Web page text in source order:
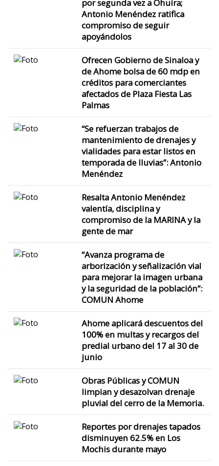
por segunda vez a Ohuira;
Antonio Menéndez ratifica
compromiso de seguir
apoyándolos
Ofrecen Gobierno de Sinaloa y
de Ahome bolsa de 60 mdp en
créditos para comerciantes
afectados de Plaza Fiesta Las
Palmas
“Se refuerzan trabajos de
mantenimiento de drenajes y
vialidades para estar listos en
temporada de lluvias”: Antonio
Menéndez
Resalta Antonio Menéndez
valentía, disciplina y
compromiso de la MARINA y la
gente de mar
“Avanza programa de
arborización y señalización vial
para mejorar la imagen urbana
y la seguridad de la población”:
COMUN Ahome
Ahome aplicará descuentos del
100% en multas y recargos del
predial urbano del 17 al 30 de
junio
Obras Públicas y COMUN
limpian y desazolvan drenaje
pluvial del cerro de la Memoria.
Reportes por drenajes tapados
disminuyen 62.5% en Los
Mochis durante mayo